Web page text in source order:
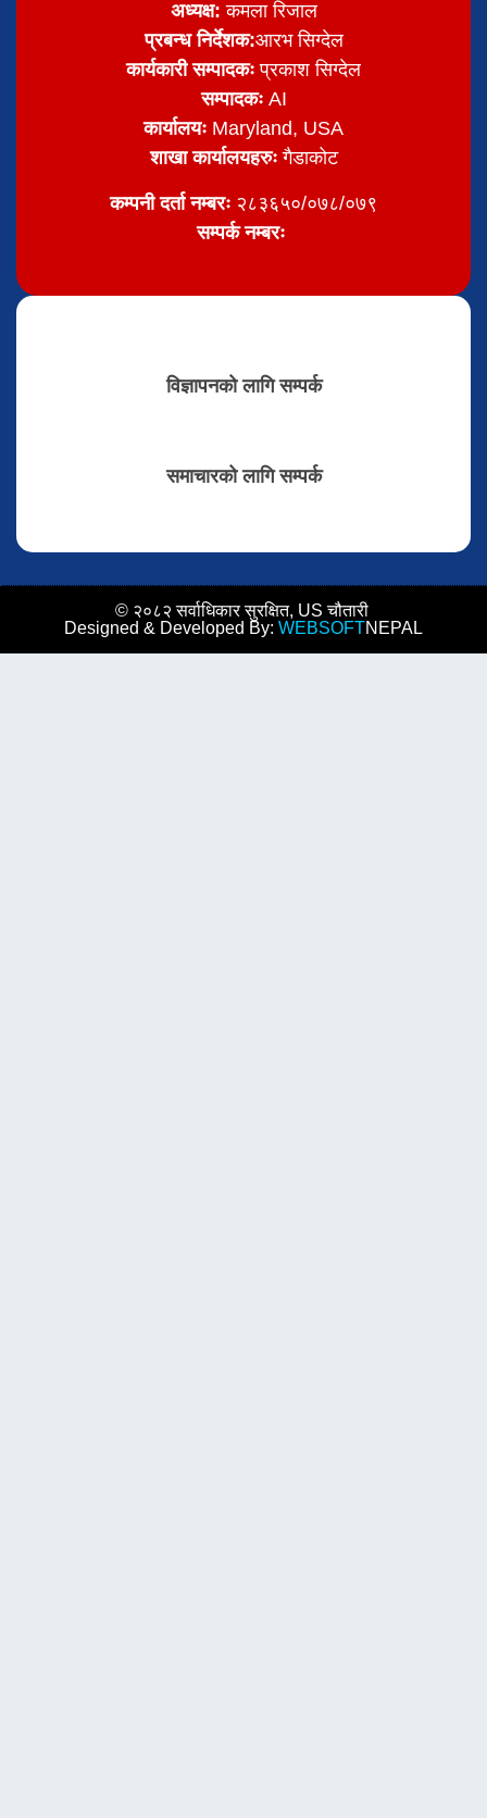
अध्यक्ष:कमला रिजाल
प्रबन्ध निर्देशक:आरभ सिग्देल
कार्यकारी सम्पादकः प्रकाश सिग्देल
सम्पादकःAI
कार्यालयः Maryland, USA
शाखा कार्यालयहरुःगैडाकोट
कम्पनी दर्ता नम्बरः २८३६५०/०७८/०७९
सम्पर्क नम्बरः
विज्ञापनको लागि सम्पर्क
समाचारको लागि सम्पर्क
© २०८२ सर्वाधिकार सुरक्षित, US चौतारी
Designed & Developed By: WEBSOFTNEPAL